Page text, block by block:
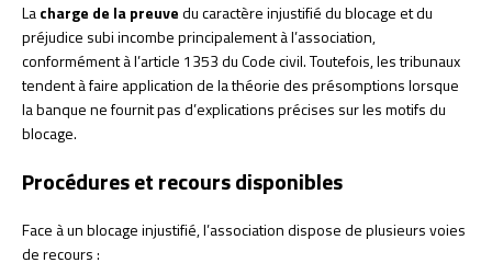
Lacharge de la preuvedu caractère injustifié du blocage et du
préjudice subi incombe principalement à l’association,
conformément à l’article 1353 du Code civil. Toutefois, les tribunaux
tendent à faire application de la théorie des présomptions lorsque
la banque ne fournit pas d’explications précises sur les motifs du
blocage.
Procédures et recours disponibles
Face à un blocage injustifié, l’association dispose de plusieurs voies
de recours :